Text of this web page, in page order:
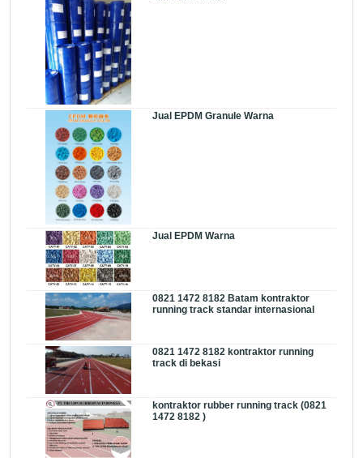
Jual EPDM Granule Warna
Jual EPDM Warna
0821 1472 8182 Batam kontraktor
running track standar internasional
0821 1472 8182 kontraktor running
track di bekasi
kontraktor rubber running track (0821
1472 8182 )